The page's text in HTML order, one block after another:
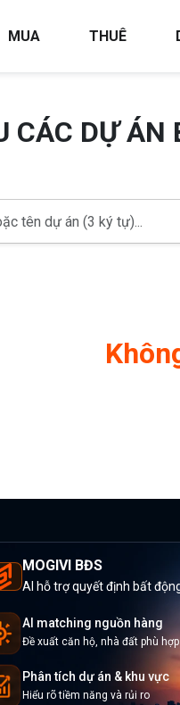
MUA THUÊ
CÁC DỰ
MOGIVI BĐS
AI hỗ trợ quyết định bất
AI matching nguồn hàng
Đề xuất căn hộ, nhà đất phù
Phân tích dự án & khu vực
Hiểu rõ tiềm năng và rủi ro